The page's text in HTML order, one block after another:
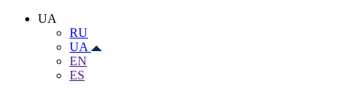
UA
RU
UA
EN
ES